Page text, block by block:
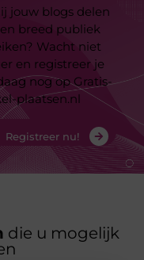
jouw blogs delen
breed publiek
Wacht niet
en registreer je
nog op Gratis-
plaatsen.nl
Registreer nu!
die u mogelijk